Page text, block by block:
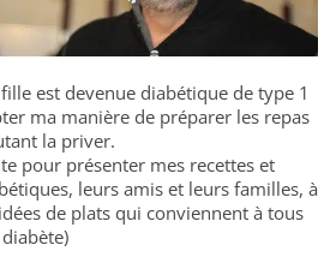
est devenue diabétique de type 1
ma manière de préparer les repas
la priver.
pour présenter mes recettes et
leurs amis et leurs familles, à
de plats qui conviennent à tous